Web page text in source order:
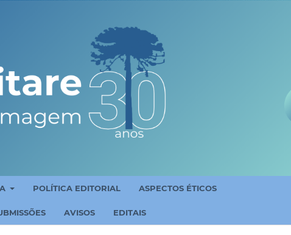
POLÍTICA EDITORIAL ASPECTOS ÉTICOS
AVISOS EDITAIS